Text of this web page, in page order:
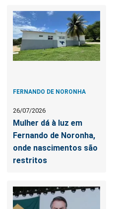
FERNANDO DE NORONHA
26/07/2026
Mulher dá à luz em
Fernando de Noronha,
onde nascimentos são
restritos